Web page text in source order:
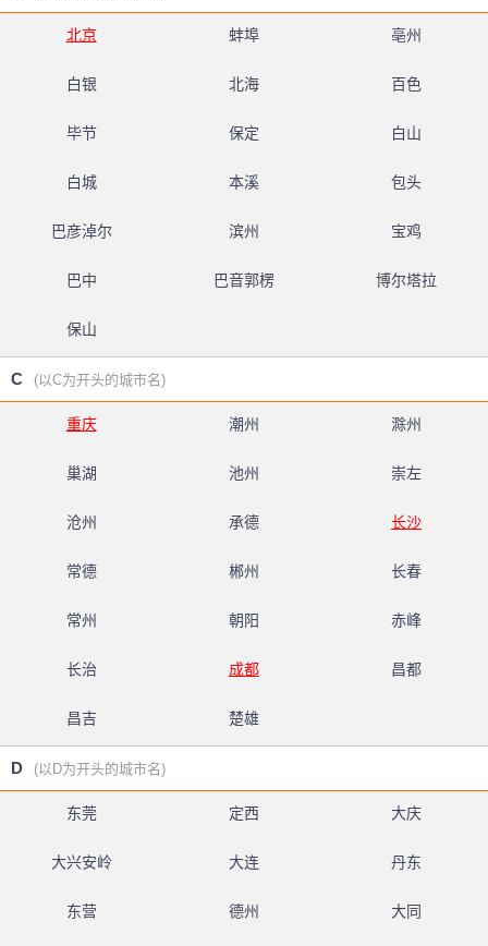
北京 蚌埠 亳州
白银 北海 百色
毕节 保定 白山
白城 本溪 包头
巴彦淖尔 滨州 宝鸡
巴中 巴音郭楞 博尔塔拉
保山
C (以C为开头的城市名)
重庆 潮州 滁州
巢湖 池州 崇左
沧州 承德 长沙
常德 郴州 长春
常州 朝阳 赤峰
长治 成都 昌都
昌吉 楚雄
D (以D为开头的城市名)
东莞 定西 大庆
大兴安岭 大连 丹东
东营 德州 大同